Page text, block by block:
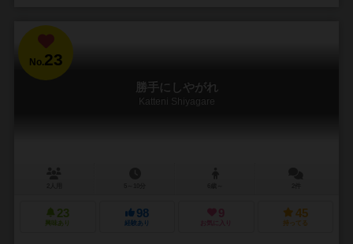
No.23
勝手にしやがれ
Katteni Shiyagare
23
興味あり
98
経験あり
9
お気に入り
45
持ってる